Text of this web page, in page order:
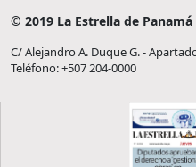
© 2019 La Estrella de Panamá
C/ Alejandro A. Duque G. -
Teléfono: +507 204-0000